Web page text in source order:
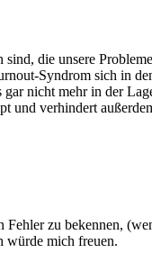
die unsere
Syndrom sich in
nicht mehr in der
und verhindert
zu bekennen,
würde mich freuen.